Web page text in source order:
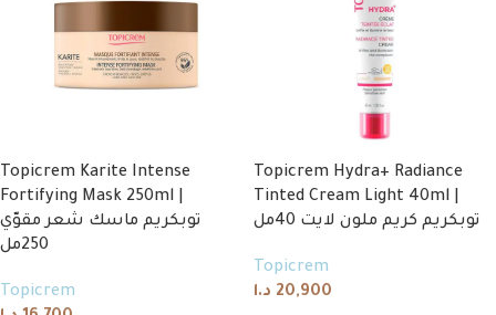
Topicrem Karite Intense
Fortifying Mask 250ml |
توبكريم ماسك شعر مقوّي
250مل
Topicrem
Topicrem Hydra+ Radiance
Tinted Cream Light 40ml |
توبكريم كريم ملون لايت 40مل
Topicrem
20,900 د.ا